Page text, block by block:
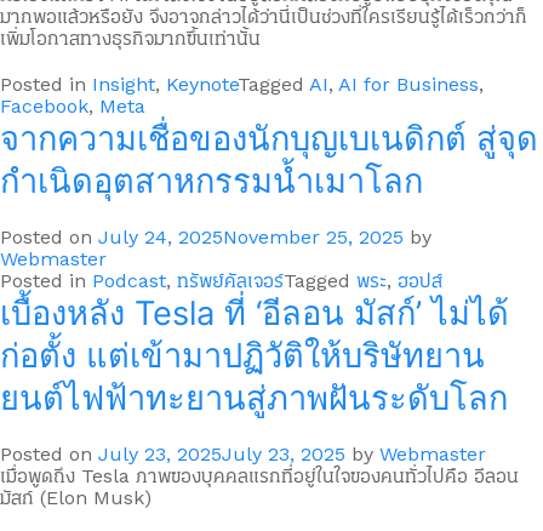
มากพอแล้วหรือยัง จึงอาจกล่าวได้ว่านี่เป็นช่วงที่ใครเรียนรู้ได้เร็วกว่าก็
เพิ่มโอกาสทางธุรกิจมากขึ้นเท่านั้น
Posted in Insight, KeynoteTagged AI, AI for Business,
Facebook, Meta
จากความเชื่อของนักบุญเบเนดิกต์ สู่จุด
กำเนิดอุตสาหกรรมน้ำเมาโลก
Posted on July 24, 2025November 25, 2025 by
Webmaster
Posted in Podcast, ทรัพย์คัลเจอร์Tagged พระ, ฮอปส์
เบื้องหลัง Tesla ที่ ‘อีลอน มัสก์’ ไม่ได้
ก่อตั้ง แต่เข้ามาปฏิวัติให้บริษัทยาน
ยนต์ไฟฟ้าทะยานสู่ภาพฝันระดับโลก
Posted on July 23, 2025July 23, 2025 by Webmaster
เมื่อพูดถึง Tesla ภาพของบุคคลแรกที่อยู่ในใจของคนทั่วไปคือ อีลอน
มัสก์ (Elon Musk)